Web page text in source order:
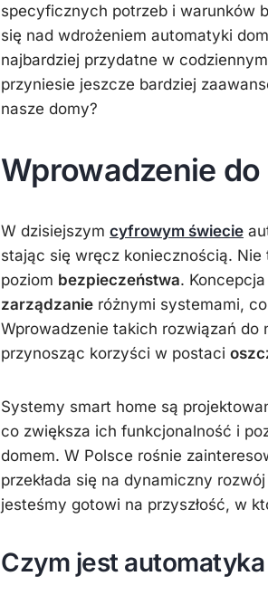
specyficznych potrzeb i warunków
się nad wdrożeniem automatyki
najbardziej przydatne w
przyniesie jeszcze bardziej
nasze domy?
Wprowadzenie
W dzisiejszym cyfrowym świecie
stając się wręcz koniecznością. Nie
poziom bezpieczeństwa.
zarządzanie różnymi systemami,
Wprowadzenie takich rozwiązań do
przynosząc korzyści w postaci
Systemy smart home są
co zwiększa ich funkcjonalność i
domem. W Polsce rośnie
przekłada się na dynamiczny
jesteśmy gotowi na przyszłość, w
Czym jest